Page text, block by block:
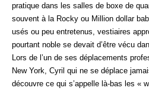
pratique dans les salles de boxe de
souvent à la Rocky ou Million dollar
usés ou peu entretenus, vestiaires
pourtant noble se devait d’être vécu
Lors de l’un de ses déplacements
New York, Cyril qui ne se déplace
découvre ce qui s’appelle là-bas les «